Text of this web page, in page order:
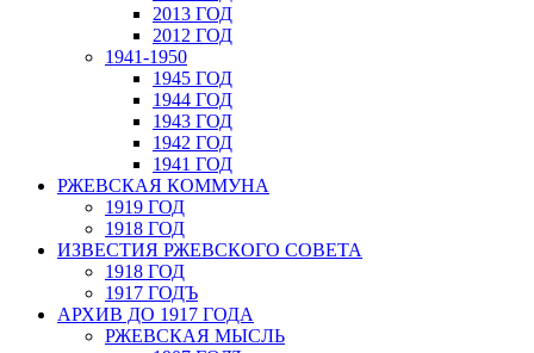
2013 ГОД
2012 ГОД
1941-1950
1945 ГОД
1944 ГОД
1943 ГОД
1942 ГОД
1941 ГОД
РЖЕВСКАЯ КОММУНА
1919 ГОД
1918 ГОД
ИЗВЕСТИЯ РЖЕВСКОГО СОВЕТА
1918 ГОД
1917 ГОДЪ
АРХИВ ДО 1917 ГОДА
РЖЕВСКАЯ МЫСЛЬ